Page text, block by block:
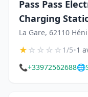
Pass Pass
Charging
La Gare, 62110
★☆☆☆☆1/5•1
📞+33972562688🌐